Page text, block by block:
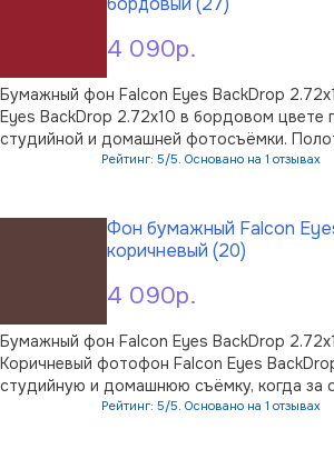
4 090р.
Бумажный фон Falcon Eyes BackDrop 2.72x10,
Eyes BackDrop 2.72x10 в бордовом цвете
студийной и домашней фотосъёмки.
длиной 10 м позволяет оформить
Рейтинг: 5/5. Основано на 1 отзывах
4 090р.
Фон бумажный Falcon
коричневый (20)
Бумажный фон Falcon Eyes BackDrop
Коричневый фотофон Falcon Eyes
студийную и домашнюю съёмку, когда за
спокойный однородный фон без
Рейтинг: 5/5. Основано на 1 отзывах